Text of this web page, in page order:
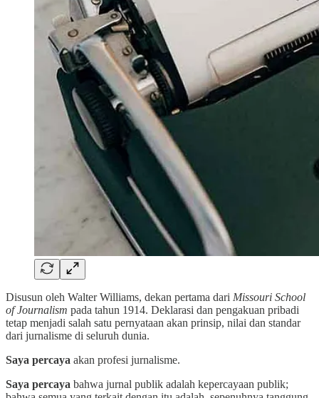
Disusun oleh Walter Williams, dekan pertama dari Missouri School
of Journalism pada tahun 1914. Deklarasi dan pengakuan pribadi
tetap menjadi salah satu pernyataan akan prinsip, nilai dan standar
dari jurnalisme di seluruh dunia.
Saya percaya akan profesi jurnalisme.
Saya percaya bahwa jurnal publik adalah kepercayaan publik;